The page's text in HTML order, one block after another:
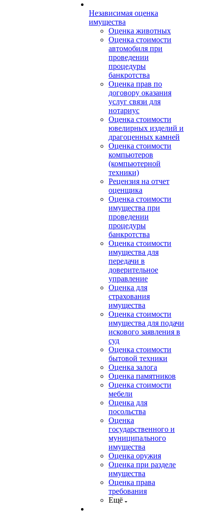
Независимая оценка
имущества
Оценка животных
Оценка стоимости
автомобиля при
проведении
процедуры
банкротства
Оценка прав по
договору оказания
услуг связи для
нотариус
Оценка стоимости
ювелирных изделий и
драгоценных камней
Оценка стоимости
компьютеров
(компьютерной
техники)
Рецензия на отчет
оценщика
Оценка стоимости
имущества при
проведении
процедуры
банкротства
Оценка стоимости
имущества для
передачи в
доверительное
управление
Оценка для
страхования
имущества
Оценка стоимости
имущества для подачи
искового заявления в
суд
Оценка стоимости
бытовой техники
Оценка залога
Оценка памятников
Оценка стоимости
мебели
Оценка для
посольства
Оценка
государственного и
муниципального
имущества
Оценка оружия
Оценка при разделе
имущества
Оценка права
требования
Ещё